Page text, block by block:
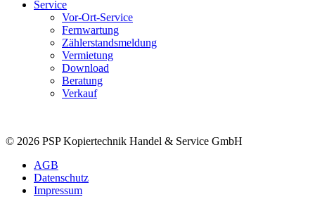
Service
Vor-Ort-Service
Fernwartung
Zählerstandsmeldung
Vermietung
Download
Beratung
Verkauf
© 2026 PSP Kopiertechnik Handel & Service GmbH
AGB
Datenschutz
Impressum